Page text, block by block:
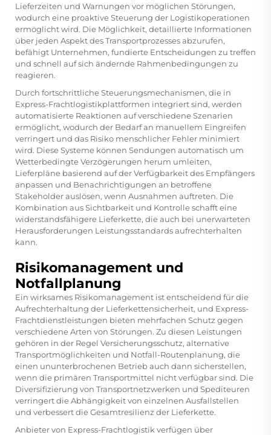
Lieferzeiten und Warnungen vor möglichen Störungen,
wodurch eine proaktive Steuerung der Logistikoperationen
ermöglicht wird. Die Möglichkeit, detaillierte Informationen
über jeden Aspekt des Transportprozesses abzurufen,
befähigt Unternehmen, fundierte Entscheidungen zu treffen
und schnell auf sich ändernde Rahmenbedingungen zu
reagieren.
Durch fortschrittliche Steuerungsmechanismen, die in
Express-Frachtlogistikplattformen integriert sind, werden
automatisierte Reaktionen auf verschiedene Szenarien
ermöglicht, wodurch der Bedarf an manuellem Eingreifen
verringert und das Risiko menschlicher Fehler minimiert
wird. Diese Systeme können Sendungen automatisch um
Wetterbedingte Verzögerungen herum umleiten,
Lieferpläne basierend auf der Verfügbarkeit des Empfängers
anpassen und Benachrichtigungen an betroffene
Stakeholder auslösen, wenn Ausnahmen auftreten. Die
Kombination aus Sichtbarkeit und Kontrolle schafft eine
widerstandsfähigere Lieferkette, die auch bei unerwarteten
Herausforderungen Leistungsstandards aufrechterhalten
kann.
Risikomanagement und
Notfallplanung
Ein wirksames Risikomanagement ist entscheidend für die
Aufrechterhaltung der Lieferkettensicherheit, und Express-
Frachtdienstleistungen bieten mehrfachen Schutz gegen
verschiedene Arten von Störungen. Zu diesen Leistungen
gehören in der Regel Versicherungsschutz, alternative
Transportmöglichkeiten und Notfall-Routenplanung, die
einen ununterbrochenen Betrieb auch dann sicherstellen,
wenn die primären Transportmittel nicht verfügbar sind. Die
Diversifizierung von Transportnetzwerken und Spediteuren
verringert die Abhängigkeit von einzelnen Ausfallstellen
und verbessert die Gesamtresilienz der Lieferkette.
Anbieter von Express-Frachtlogistik verfügen über